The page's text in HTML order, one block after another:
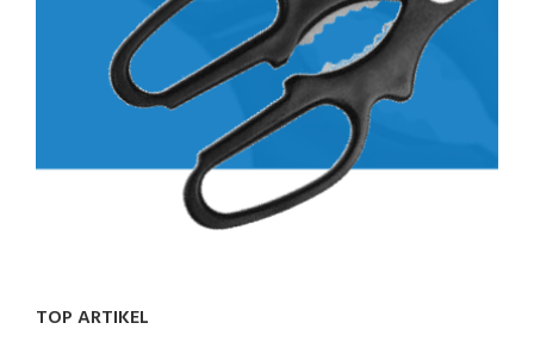
TOP ARTIKEL